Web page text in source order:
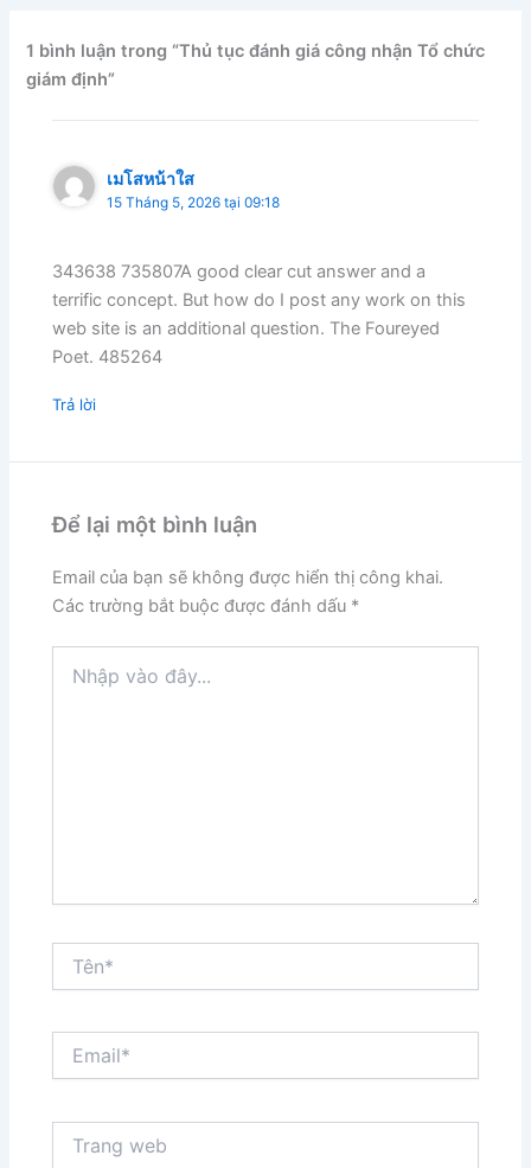
1 bình luận trong “Thủ tục đánh giá công nhận Tổ chức
giám định”
เมโสหน้าใส
15 Tháng 5, 2026 tại 09:18
343638 735807A good clear cut answer and a
terrific concept. But how do I post any work on this
web site is an additional question. The Foureyed
Poet. 485264
Trả lời
Để lại một bình luận
Email của bạn sẽ không được hiển thị công khai.
Các trường bắt buộc được đánh dấu *
vào
web